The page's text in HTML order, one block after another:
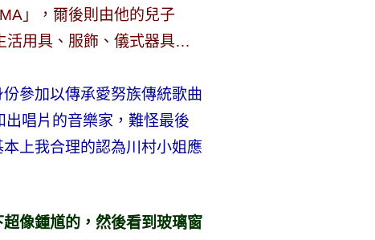
」，爾後則由他的兒子
活用具、服飾、儀式器具…
參加以傳承愛努族傳統歌曲
出唱片的音樂家，難怪最後
上我合理的認為川村小姐應
像鍾馗的，然後看到玻璃窗